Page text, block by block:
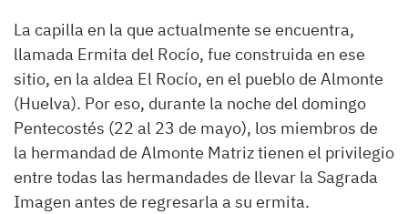
La capilla en la que actualmente se encuentra,
llamada Ermita del Rocío, fue construida en ese
sitio, en la aldea El Rocío, en el pueblo de Almonte
(Huelva). Por eso, durante la noche del domingo
Pentecostés (22 al 23 de mayo), los miembros de
la hermandad de Almonte Matriz tienen el privilegio
entre todas las hermandades de llevar la Sagrada
Imagen antes de regresarla a su ermita.